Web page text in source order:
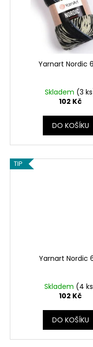
Yarnart Nordic
Skladem (3
102 Kč
DO KOŠÍKU
TIP
Yarnart Nordic
Skladem (4
102 Kč
DO KOŠÍKU